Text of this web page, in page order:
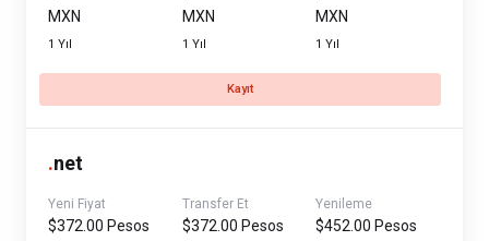
MXN
1 Yıl
MXN
1 Yıl
MXN
1 Yıl
Kayıt
.net
Yeni Fiyat
$372.00 Pesos
Transfer Et
$372.00 Pesos
Yenileme
$452.00 Pesos